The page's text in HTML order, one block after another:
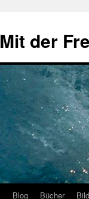
springen
Mit der
Blog Bücher